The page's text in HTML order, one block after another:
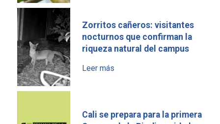
Zorritos cañeros: visitantes
nocturnos que confirman la
riqueza natural del campus
Leer más
Cali se prepara para la primera